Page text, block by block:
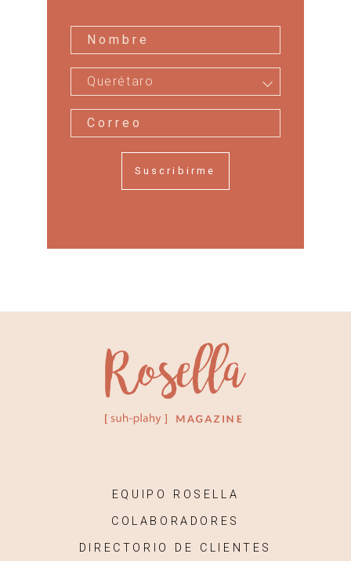
Querétaro
Suscribirme
EQUIPO ROSELLA
COLABORADORES
DIRECTORIO DE CLIENTES